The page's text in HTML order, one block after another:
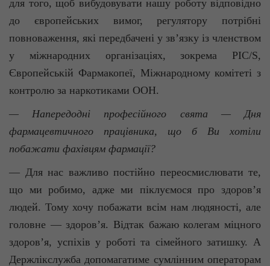
для того, щоб вибудовувати нашу роботу відповідно
до європейських вимог, регулятору потрібні
повноваження, які передбачені у зв’язку із членством
у міжнародних організаціях, зокрема PIC/S,
Європейській Фармакопеї, Міжнародному комітеті з
контролю за наркотиками ООН.
— Напередодні професійного свята — Дня
фармацевтичного працівника, що б Ви хотіли
побажати фахівцям фармації?
— Для нас важливо постійно переосмислювати те,
що ми робимо, адже ми піклуємося про здоров’я
людей. Тому хочу побажати всім нам людяності, але
головне — здоров’я. Відтак бажаю колегам міцного
здоров’я, успіхів у роботі та сімейного затишку. А
Держлікслужба допомагатиме сумлінним операторам